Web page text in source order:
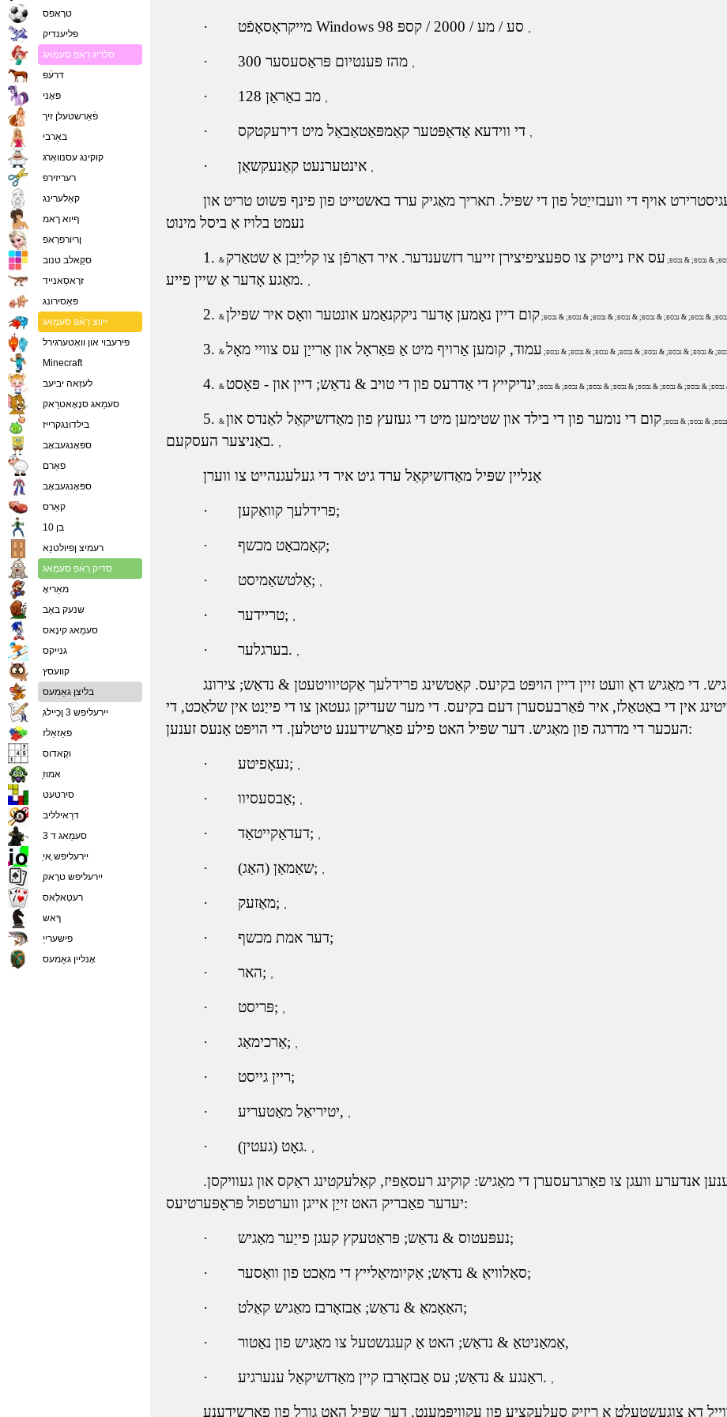
·
·
·
·
·
אויף די וועבזייַטל פון די שפּיל. תאריך מאַגיק ערד באשטייט פון פינף פּשוט טריט און
נעמט בלויז אַ ביסל מינוט
1. & נבספּ; & נבספּ; עס איז נייטיק צו ספּעציפיצירן זייער דזשענדער. איר דאַרפֿן צו קלייַבן אַ שטאַרק
מאַגע אָדער אַ שיין פייע.
2. & נבספּ; & נבספּ; & נבספּ; & נבספּ; & נבספּ; & נבספּ; & נבספּ;
3. & נבספּ; & נבספּ; & נבספּ; & נבספּ; & נבספּ; & נבספּ; & נבספּ;
4. נבספּ; & נבספּ; & נבספּ; & נבספּ; & נבספּ; & נבספּ; & נבספּ; & נבספּ; ינדיקייץ די אַדרעס פון די טויב & נדאַש; דיין און -
5. & נבספּ; & נבספּ; קום די נומער פון די בילד און שטימען מיט די געזעץ פון מאַדזשיקאַל לאַנדס און
באַניצער העסקעם.
אָנליין שפּיל מאַדזשיקאַל ערד גיט איר די געלעגנהייט צו ווערן
· פרידלעך קוואַקען;
· קאַמבאַט מכשף;
· אַלטשאַמיסט;
· טריידער;
· בערגלער.
די מאַגיש דאָ וועט זיין דיין הויפּט בקיעס. קאַטשינג פרידלעך אַקטיוויטעטן & נדאַש; צירונג
אין די באַטאַלז, איר פֿאַרבעסערן דעם בקיעס. די מער שעדיקן געטאן צו די פייַנט אין שלאַכט, די
העכער די מדרגה פון מאַגיש. דער שפּיל האט פילע פאַרשידענע טיטלען. די הויפּט אָנעס זענען:
· נעאָפיטע;
· אַבסעסיוו;
· דעדאַקייטאַד;
· שאַמאַן (האַג);
· מאַזעק;
· דער אמת מכשף;
· האר;
· פּריסט;
· אַרכימאַג;
· ריין גייסט;
· יטיריאַל מאַטעריע,
· גאָט (געטין).
אנדערע וועגן צו פאַרגרעסערן די מאַגיש: קוקינג רעסאַפּיז, קאַלעקטינג ראַקס און געוויקסן.
יעדער פאַבריק האט זייַן אייגן ווערטפול פּראָפּערטיעס:
· נעפּעטוס & נדאַש; פּראַטעקץ קעגן פייַער מאַגיש;
· סאַלוויאַ & נדאַש; אַקיומיאַלייץ די מאַכט פון וואַסער;
· האַאָמאַ & נדאַש; אַבזאָרבז מאַגיש קאַלט;
· אַמאַניטאַ & נדאַש; האט אַ קעגנשטעל צו מאַגיש פון נאַטור,
· ראַנגע & נדאַש; עס אַבזאָרבז קיין מאַדזשיקאַל ענערגיע.
דאָ צוגעשטעלט אַ ריזיק סעלעקציע פון ​​עקוויפּמענט. דער שפּיל האט גורל פון פאַרשידענע
טרָאּפס
פליענדיק
סלריג רַאֿפ סעמַאג
דרעֿפ
פּאָני
פֿאַרשטעלן זיך
באַרבי
קוקינג עסנוואַרג
רעריזירפ
קאַלערינג
ףיוא ךאמ
ןריורפרַאפ
סקַאלב טנוב
זרָאסַאנייד
פּאַסירונג
ייווצ רַאֿפ סעמַאג
פירעבוי און וואַטערגירל
Minecraft
לעזַאה יביעב
סעמַאג סנָאָאטרַאק
בילדונגקרייז
ספּאָנגעבאָב
פאַרם
ספּאָנגעבאָב
קאַרס
בן 10
רעמיצ ןפיולטנַא
סדיק רַאֿפ סעמַאג
מאַריאָ
שנעק באָב
סעמַאג קינָאס
גנייקס
קוועסץ
בליצן גאַמעס
ַיירעליּפש 3 ןכַיילג
פּאַזאַלז
וקָאדוס
ַאמוז
סירטעט
דרַאילליב
סעמַאג ד 3
ַיירעליּפש ָאי
ַיירעליּפש טרָאק
רעטַאלַאס
ךָאש
פישערייַ
אָנליין גאַמעס